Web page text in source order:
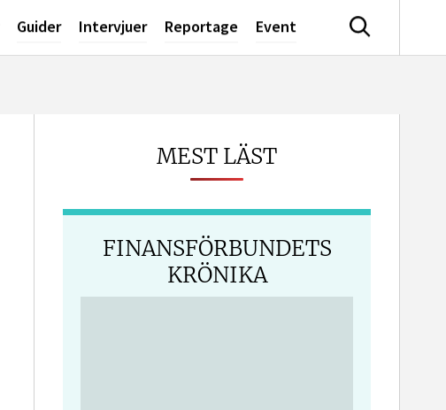
Guider Intervjuer Reportage Event Sök
MEST LÄST
FINANSFÖRBUNDETS
KRÖNIKA